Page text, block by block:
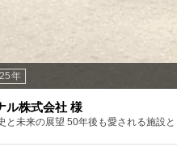
年
ル株式会社 様
と未来の展望 50年後も愛される施設